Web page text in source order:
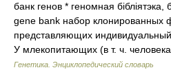
банк генов * геномная
gene bank набор клонированных
представляющих
У млекопитающих (в т. ч.
Генетика. Энциклопедический словарь